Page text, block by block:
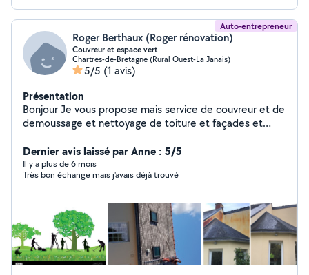
Auto-entrepreneur
Roger Berthaux (Roger rénovation)
Couvreur et espace vert
Chartres-de-Bretagne (Rural Ouest-La Janais)
5/5 (1 avis)
Présentation
Bonjour Je vous propose mais service de couvreur et de
demoussage et nettoyage de toiture et façades et
intérieur homme toute main entretien espace vert
dépannage d'urgence 7/7
Dernier avis laissé par Anne : 5/5
Il y a plus de 6 mois
Très bon échange mais j'avais déjà trouvé